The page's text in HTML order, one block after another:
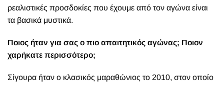
ρεαλιστικές προσδοκίες που έχουμε από τον αγώνα είναι
τα βασικά μυστικά.
Ποιος ήταν για σας ο πιο απαιτητικός αγώνας; Ποιον
χαρήκατε περισσότερο;
Σίγουρα ήταν ο κλασικός μαραθώνιος το 2010, στον οποίο